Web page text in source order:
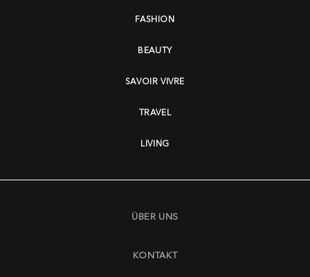
FASHION
BEAUTY
SAVOIR VIVRE
TRAVEL
LIVING
ÜBER UNS
KONTAKT